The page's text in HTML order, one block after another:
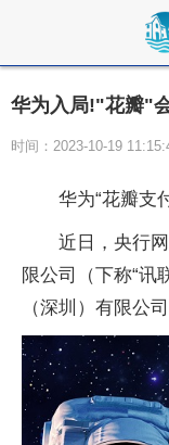
华为入局!"花瓣"
时间：2023-10-19
华为“花瓣支
近日，央行
限公司（下称“讯
（深圳）有限公